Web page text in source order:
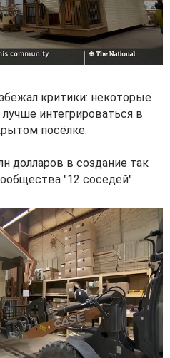
критики: некоторые
интегрироваться в
посёлке.
долларов в создание так
"12 соседей"